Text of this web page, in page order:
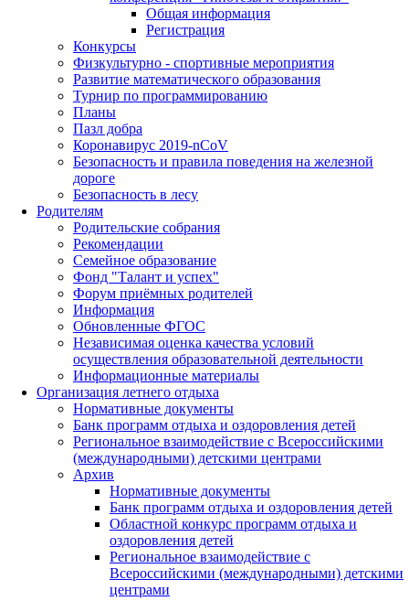
Общая информация
Регистрация
Конкурсы
Физкультурно - спортивные мероприятия
Развитие математического образования
Турнир по программированию
Планы
Пазл добра
Коронавирус 2019-nCoV
Безопасность и правила поведения на железной
дороге
Безопасность в лесу
Родителям
Родительские собрания
Рекомендации
Семейное образование
Фонд "Талант и успех"
Форум приёмных родителей
Информация
Обновленные ФГОС
Независимая оценка качества условий
осуществления образовательной деятельности
Информационные материалы
Организация летнего отдыха
Нормативные документы
Банк программ отдыха и оздоровления детей
Региональное взаимодействие с Всероссийскими
(международными) детскими центрами
Архив
Нормативные документы
Банк программ отдыха и оздоровления детей
Областной конкурс программ отдыха и
оздоровления детей
Региональное взаимодействие с
Всероссийскими (международными) детскими
центрами